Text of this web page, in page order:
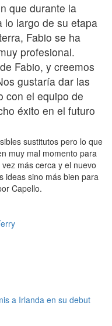
que durante la
lo largo de su etapa
Fabio se ha
profesional.
Fabio, y creemos
gustaría dar las
con el equipo de
éxito en el futuro
sustitutos pero lo que
muy mal momento para
más cerca y el nuevo
ideas sino más bien para
Capello.
a Irlanda en su debut